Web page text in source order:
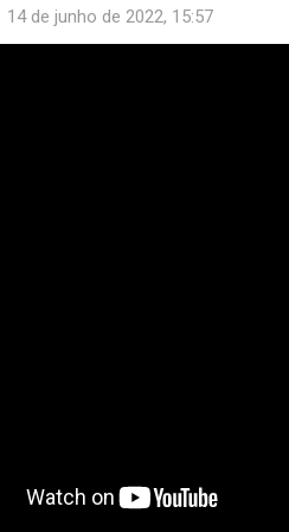
14 de junho de 2022, 15:57